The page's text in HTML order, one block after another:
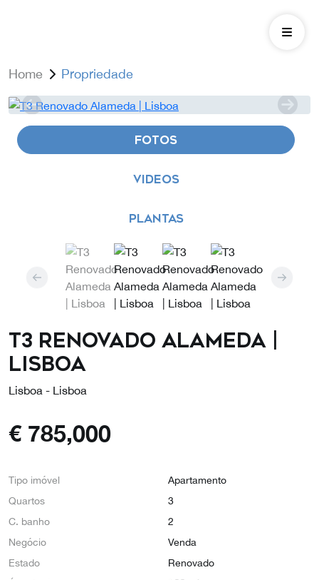
Home Propriedade
FOTOS
VIDEOS
PLANTAS
T3 Renovado Alameda |
Lisboa
Lisboa - Lisboa
€ 785,000
Tipo imóvel
Apartamento
Quartos
3
C. banho
2
Negócio
Venda
Estado
Renovado